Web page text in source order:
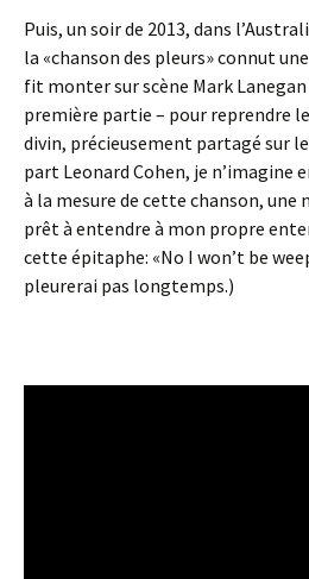
Puis, un soir de 2013, dans
la «chanson des pleurs» connut
fit monter sur scène Mark
première partie – pour reprendre
divin, précieusement partagé sur
part Leonard Cohen, je n’imagine
à la mesure de cette chanson, une
prêt à entendre à mon propre
cette épitaphe: «No I won’t be
pleurerai pas longtemps.)